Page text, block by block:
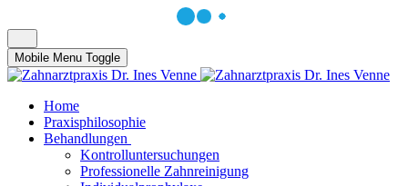
Mobile Menu Toggle
Home
Praxisphilosophie
Behandlungen
Kontrolluntersuchungen
Professionelle Zahnreinigung